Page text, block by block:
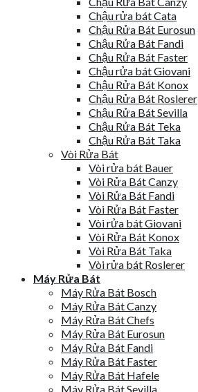
Chậu rửa bát Cata
Chậu Rửa Bát Eurosun
Chậu Rửa Bát Fandi
Chậu Rửa Bát Faster
Chậu rửa bát Giovani
Chậu Rửa Bát Konox
Chậu Rửa Bát Roslerer
Chậu Rửa Bát Sevilla
Chậu Rửa Bát Teka
Chậu Rửa Bát Taka
Vòi Rửa Bát
Vòi rửa bát Bauer
Vòi Rửa Bát Canzy
Vòi Rửa Bát Fandi
Vòi Rửa Bát Faster
Vòi rửa bát Giovani
Vòi Rửa Bát Konox
Vòi Rửa Bát Taka
Vòi rửa bát Roslerer
Máy Rửa Bát
Máy Rửa Bát Bosch
Máy Rửa Bát Canzy
Máy Rửa Bát Chefs
Máy Rửa Bát Eurosun
Máy Rửa Bát Fandi
Máy Rửa Bát Faster
Máy Rửa Bát Hafele
Máy Rửa Bát Sevilla